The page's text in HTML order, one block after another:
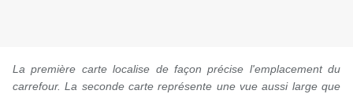
La première carte localise de façon précise l'emplacement du
carrefour. La seconde carte représente une vue aussi large que